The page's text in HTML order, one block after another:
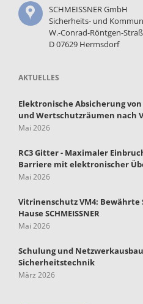
SCHMEISSNER GmbH
Sicherheits- und
W.-Conrad-Röntgen-
D 07629 Hermsdorf
AKTUELLES
Elektronische Absicherung
und Wertschutzräumen nach
Mai 2026
RC3 Gitter - Maximaler
Barriere mit elektronischer
Mai 2026
Vitrinenschutz VM4:
Hause SCHMEISSNER
Mai 2026
Schulung und
Sicherheitstechnik
März 2026